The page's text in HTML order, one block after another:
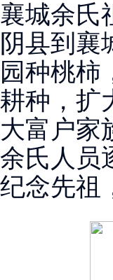
襄城余氏
阴县到襄
园种桃柿
耕种，扩
大富户家
余氏人员
纪念先祖